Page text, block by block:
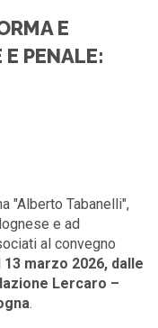
E
PENALE:
"Alberto Tabanelli",
e ad
al convegno
13 marzo 2026, dalle
Lercaro –
.